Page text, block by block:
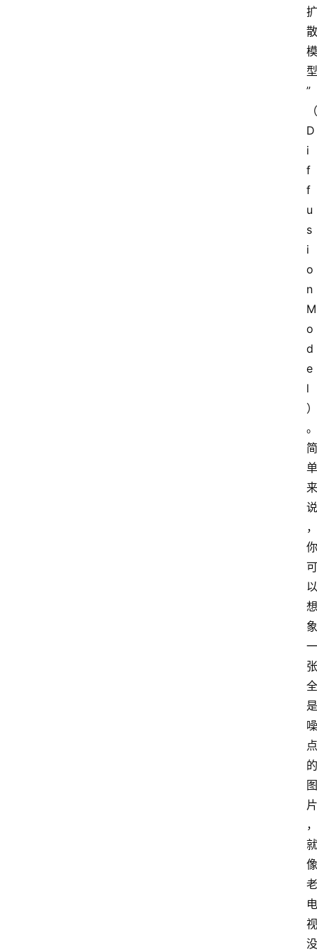
扩
散
模
型
”
（
D
i
f
f
u
s
i
o
n
M
o
d
e
l
）
。
简
单
来
说
，
你
可
以
想
象
一
张
全
是
噪
点
的
图
片
，
就
像
老
电
视
没